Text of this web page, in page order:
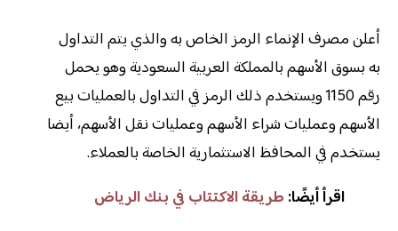
أعلن مصرف الإنماء الرمز الخاص به والذي يتم التداول
به بسوق الأسهم بالمملكة العربية السعودية وهو يحمل
رقم 1150 ويستخدم ذلك الرمز في التداول بالعمليات بيع
الأسهم وعمليات شراء الأسهم وعمليات نقل الأسهم، أيضا
يستخدم في المحافظ الاستثمارية الخاصة بالعملاء.
اقرأ أيضًا: طريقة الاكتتاب في بنك الرياض